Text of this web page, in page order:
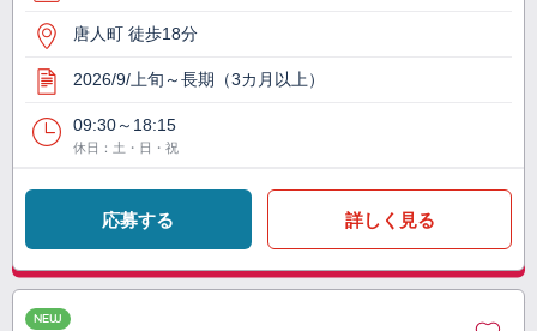
唐人町 徒歩18分
2026/9/上旬～長期（3カ月以上）
09:30～18:15
休日：土・日・祝
応募する 詳しく見る
NEW